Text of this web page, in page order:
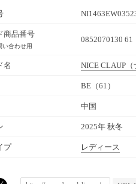
商品番号
合わせ用
0852070130 61
名 NICE CLAUP
BE（61）
中国
2025年 秋冬
プ レディース